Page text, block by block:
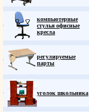
компьютерные
стулья офисные
кресла
регулируемые
парты
уголок школьника